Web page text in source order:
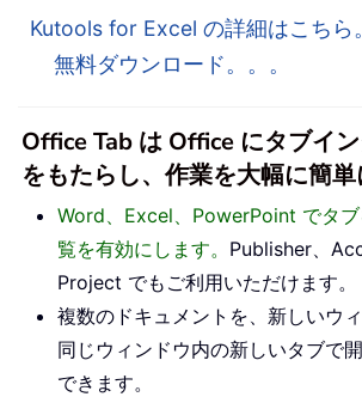
Kutools for Excel の詳細はこちら
無料ダウンロード。。。
Office Tab は Office にタブイ
をもたらし、作業を大幅に簡
Word、Excel、PowerPoint でタ
覧を有効にします。 Publisher、
Project でもご利用いただけます。
複数のドキュメントを、新しいウ
同じウィンドウ内の新しいタブで
できます。